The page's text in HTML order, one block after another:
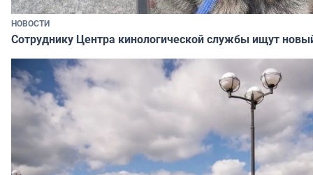
НОВОСТИ
Сотруднику Центра кинологической службы ищут